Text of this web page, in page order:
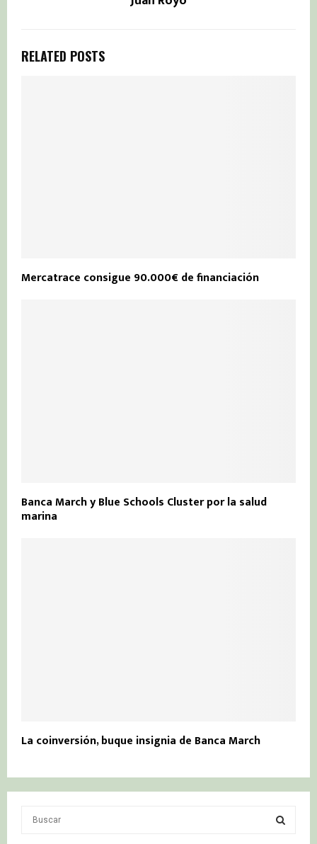
RELATED POSTS
Mercatrace consigue 90.000€ de financiación
Banca March y Blue Schools Cluster por la salud
marina
La coinversión, buque insignia de Banca March